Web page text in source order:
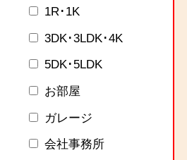
1R･1K
3DK･3LDK･4K
5DK･5LDK
お部屋
ガレージ
会社事務所